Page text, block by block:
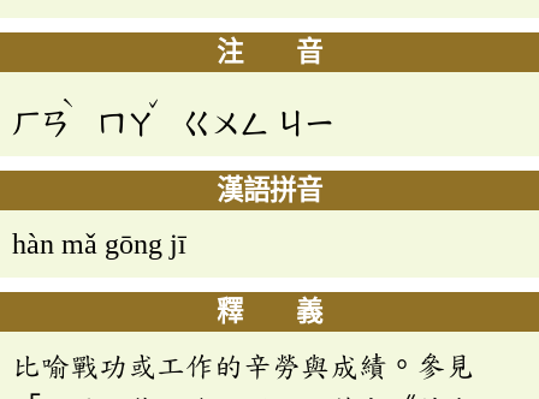
注 音
ㄏㄢ
ˋ
ㄇㄚ
ˇ
ㄍㄨㄥ ㄐㄧ
漢語拼音
hàn mǎ gōng jī
釋 義
比喻戰功或工作的辛勞與成績。參見